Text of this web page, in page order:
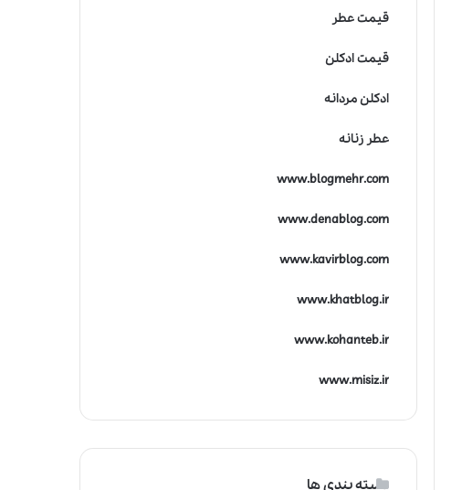
قیمت عطر
قیمت ادکلن
ادکلن مردانه
عطر زنانه
www.blogmehr.com
www.denablog.com
www.kavirblog.com
www.khatblog.ir
www.kohanteb.ir
www.misiz.ir
دسته بندی ها